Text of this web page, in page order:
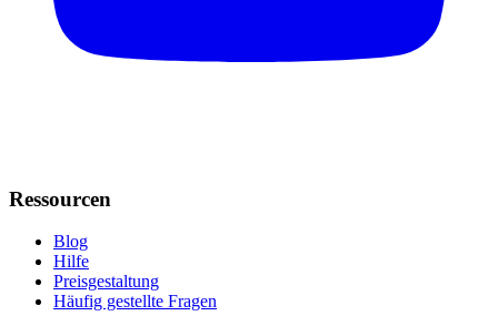
Ressourcen
Blog
Hilfe
Preisgestaltung
Häufig gestellte Fragen